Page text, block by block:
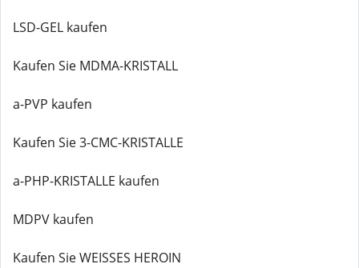
LSD-GEL kaufen
Kaufen Sie MDMA-KRISTALL
a-PVP kaufen
Kaufen Sie 3-CMC-KRISTALLE
a-PHP-KRISTALLE kaufen
MDPV kaufen
Kaufen Sie WEISSES HEROIN